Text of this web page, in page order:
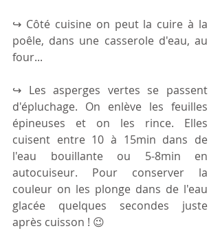
↪ Côté cuisine on peut la cuire à la
poêle, dans une casserole d'eau, au
four...
↪ Les asperges vertes se passent
d'épluchage. On enlève les feuilles
épineuses et on les rince. Elles
cuisent entre 10 à 15min dans de
l'eau bouillante ou 5-8min en
autocuiseur. Pour conserver la
couleur on les plonge dans de l'eau
glacée quelques secondes juste
après cuisson ! 😉